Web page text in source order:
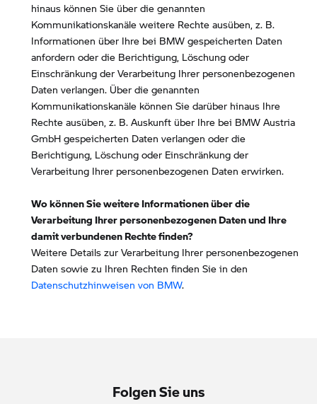
hinaus können Sie über die genannten
Kommunikationskanäle weitere Rechte ausüben, z. B.
Informationen über Ihre bei BMW gespeicherten Daten
anfordern oder die Berichtigung, Löschung oder
Einschränkung der Verarbeitung Ihrer personenbezogenen
Daten verlangen. Über die genannten
Kommunikationskanäle können Sie darüber hinaus Ihre
Rechte ausüben, z. B. Auskunft über Ihre bei BMW Austria
GmbH gespeicherten Daten verlangen oder die
Berichtigung, Löschung oder Einschränkung der
Verarbeitung Ihrer personenbezogenen Daten erwirken.
Wo können Sie weitere Informationen über die
Verarbeitung Ihrer personenbezogenen Daten und Ihre
damit verbundenen Rechte finden?
Weitere Details zur Verarbeitung Ihrer personenbezogenen
Daten sowie zu Ihren Rechten finden Sie in den
Datenschutzhinweisen von BMW.
Folgen Sie uns